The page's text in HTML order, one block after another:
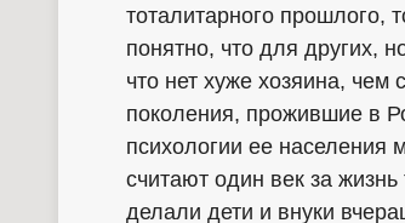
тоталитарного прошлого,
понятно, что для других,
что нет хуже хозяина,
поколения, прожившие в
психологии ее населения
считают один век за
делали дети и внуки